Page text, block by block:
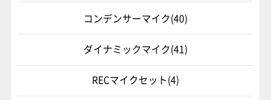
コンデンサーマイク(40)
ダイナミックマイク(41)
RECマイクセット(4)